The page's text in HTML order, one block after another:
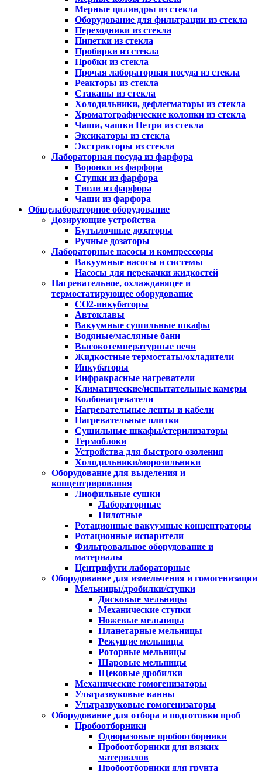
Мерные цилиндры из стекла
Оборудование для фильтрации из стекла
Переходники из стекла
Пипетки из стекла
Пробирки из стекла
Пробки из стекла
Прочая лабораторная посуда из стекла
Реакторы из стекла
Стаканы из стекла
Холодильники, дефлегматоры из стекла
Хроматографические колонки из стекла
Чаши, чашки Петри из стекла
Эксикаторы из стекла
Экстракторы из стекла
Лабораторная посуда из фарфора
Воронки из фарфора
Ступки из фарфора
Тигли из фарфора
Чаши из фарфора
Общелабораторное оборудование
Дозирующие устройства
Бутылочные дозаторы
Ручные дозаторы
Лабораторные насосы и компрессоры
Вакуумные насосы и системы
Насосы для перекачки жидкостей
Нагревательное, охлаждающее и
термостатирующее оборудование
CO2-инкубаторы
Автоклавы
Вакуумные сушильные шкафы
Водяные/масляные бани
Высокотемпературные печи
Жидкостные термостаты/охладители
Инкубаторы
Инфракрасные нагреватели
Климатические/испытательные камеры
Колбонагреватели
Нагревательные ленты и кабели
Нагревательные плитки
Сушильные шкафы/стерилизаторы
Термоблоки
Устройства для быстрого озоления
Холодильники/морозильники
Оборудование для выделения и
концентрирования
Лиофильные сушки
Лабораторные
Пилотные
Ротационные вакуумные концентраторы
Ротационные испарители
Фильтровальное оборудование и
материалы
Центрифуги лабораторные
Оборудование для измельчения и гомогенизации
Мельницы/дробилки/ступки
Дисковые мельницы
Механические ступки
Ножевые мельницы
Планетарные мельницы
Режущие мельницы
Роторные мельницы
Шаровые мельницы
Щековые дробилки
Механические гомогенизаторы
Ультразвуковые ванны
Ультразвуковые гомогенизаторы
Оборудование для отбора и подготовки проб
Пробоотборники
Одноразовые пробоотборники
Пробоотборники для вязких
материалов
Пробоотборники для грунта